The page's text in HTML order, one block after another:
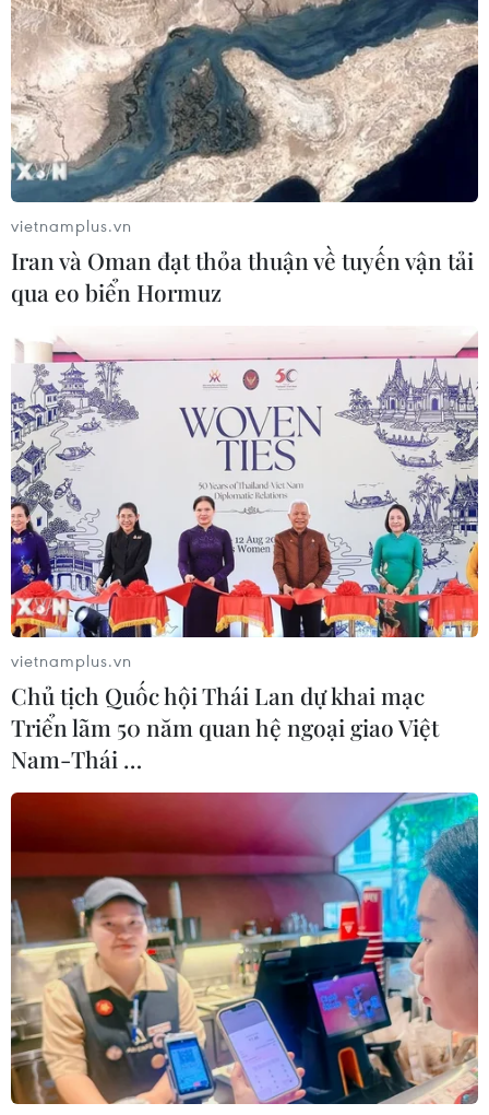
vietnamplus.vn
Iran và Oman đạt thỏa thuận về tuyến vận tải
qua eo biển Hormuz
vietnamplus.vn
Chủ tịch Quốc hội Thái Lan dự khai mạc
Triển lãm 50 năm quan hệ ngoại giao Việt
Nam-Thái …